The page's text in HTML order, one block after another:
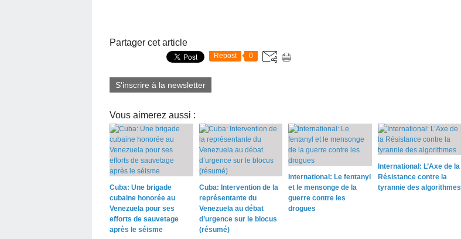
Partager cet article
Repost 0
S'inscrire à la newsletter
Vous aimerez aussi :
Cuba: Une brigade
cubaine honorée au
Venezuela pour ses
efforts de sauvetage
après le séisme
Cuba: Intervention de la
représentante du
Venezuela au débat
d’urgence sur le blocus
(résumé)
International: Le fentanyl
et le mensonge de la
guerre contre les
drogues
International: L’Axe de la
Résistance contre la
tyrannie des algorithmes